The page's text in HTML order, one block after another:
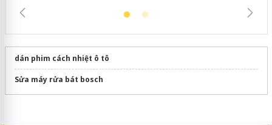
dán phim cách nhiệt ô tô
Sửa máy rửa bát bosch